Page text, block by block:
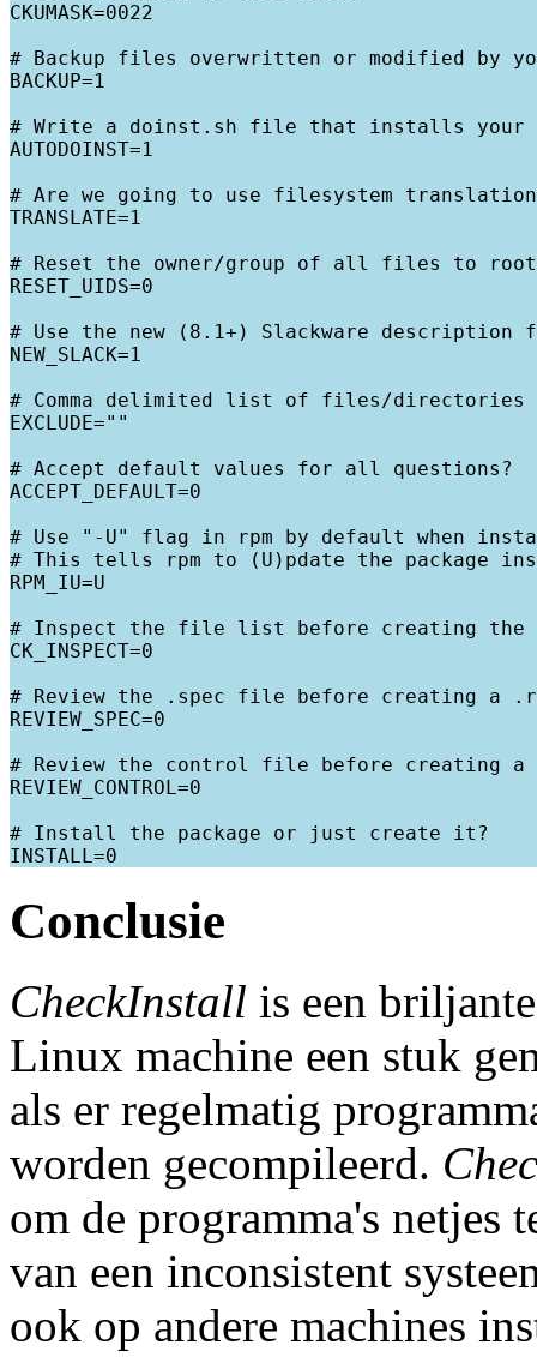
CKUMASK=0022
# Backup files overwritten or modified by
BACKUP=1
# Write a doinst.sh file that installs your
AUTODOINST=1
# Are we going to use filesystem
TRANSLATE=1
# Reset the owner/group of all files to
RESET_UIDS=0
# Use the new (8.1+) Slackware description
NEW_SLACK=1
# Comma delimited list of files/directories
EXCLUDE=""
# Accept default values for all questions?
ACCEPT_DEFAULT=0
# Use "-U" flag in rpm by default when
# This tells rpm to (U)pdate the package
RPM_IU=U
# Inspect the file list before creating the
CK_INSPECT=0
# Review the .spec file before creating a
REVIEW_SPEC=0
# Review the control file before creating a
REVIEW_CONTROL=0
# Install the package or just create it?
Conclusie
CheckInstall is een
Linux machine een stuk
als er regelmatig
worden gecompileerd.
om de programma's netjes
van een inconsistent
ook op andere machines